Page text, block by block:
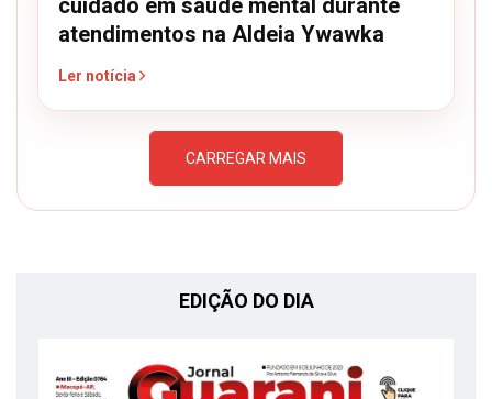
cuidado em saúde mental durante
atendimentos na Aldeia Ywawka
Ler notícia
CARREGAR MAIS
EDIÇÃO DO DIA